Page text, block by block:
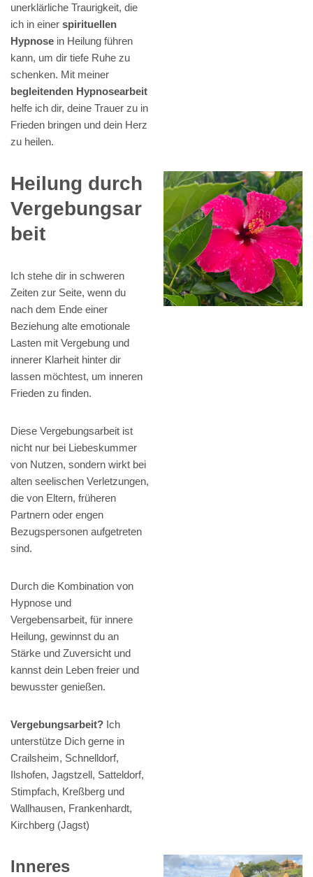
unerklärliche Traurigkeit, die
ich in einer spirituellen
Hypnose in Heilung führen
kann, um dir tiefe Ruhe zu
schenken. Mit meiner
begleitenden Hypnosearbeit
helfe ich dir, deine Trauer zu in
Frieden bringen und dein Herz
zu heilen.
Heilung durch
Vergebungsar
beit
Ich stehe dir in schweren
Zeiten zur Seite, wenn du
nach dem Ende einer
Beziehung alte emotionale
Lasten mit Vergebung und
innerer Klarheit hinter dir
lassen möchtest, um inneren
Frieden zu finden.
Diese Vergebungsarbeit ist
nicht nur bei Liebeskummer
von Nutzen, sondern wirkt bei
alten seelischen Verletzungen,
die von Eltern, früheren
Partnern oder engen
Bezugspersonen aufgetreten
sind.
Durch die Kombination von
Hypnose und
Vergebensarbeit, für innere
Heilung, gewinnst du an
Stärke und Zuversicht und
kannst dein Leben freier und
bewusster genießen.
Vergebungsarbeit? Ich
unterstütze Dich gerne in
Crailsheim, Schnelldorf,
Ilshofen, Jagstzell, Satteldorf,
Stimpfach, Kreßberg und
Wallhausen, Frankenhardt,
Kirchberg (Jagst)
Inneres